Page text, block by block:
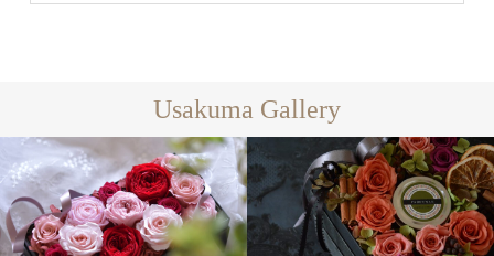
Usakuma Gallery